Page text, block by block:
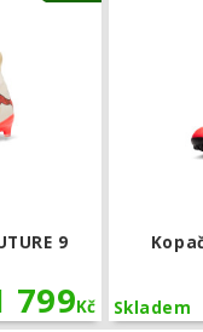
9
799Kč Skladem